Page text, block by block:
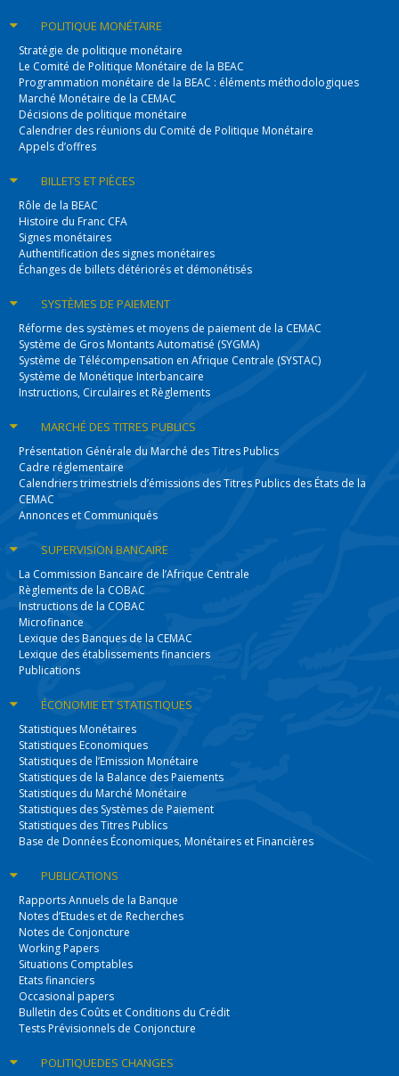
POLITIQUEMONÉTAIRE
Stratégie de politique monétaire
Le Comité de Politique Monétaire de la BEAC
Programmation monétaire de la BEAC : éléments méthodologiques
Marché Monétaire de la CEMAC
Décisions de politique monétaire
Calendrier des réunions du Comité de Politique Monétaire
Appels d’offres
BILLETSET PIÈCES
Rôle de la BEAC
Histoire du Franc CFA
Signes monétaires
Authentification des signes monétaires
Échanges de billets détériorés et démonétisés
SYSTÈMESDE PAIEMENT
Réforme des systèmes et moyens de paiement de la CEMAC
Système de Gros Montants Automatisé (SYGMA)
Système de Télécompensation en Afrique Centrale (SYSTAC)
Système de Monétique Interbancaire
Instructions, Circulaires et Règlements
MARCHÉ DESTITRES PUBLICS
Présentation Générale du Marché des Titres Publics
Cadre réglementaire
Calendriers trimestriels d’émissions des Titres Publics des États de la
CEMAC
Annonces et Communiqués
SUPERVISIONBANCAIRE
La Commission Bancaire de l’Afrique Centrale
Règlements de la COBAC
Instructions de la COBAC
Microfinance
Lexique des Banques de la CEMAC
Lexique des établissements financiers
Publications
ÉCONOMIEET STATISTIQUES
Statistiques Monétaires
Statistiques Economiques
Statistiques de l’Emission Monétaire
Statistiques de la Balance des Paiements
Statistiques du Marché Monétaire
Statistiques des Systèmes de Paiement
Statistiques des Titres Publics
Base de Données Économiques, Monétaires et Financières
PUBLICATIONS
Rapports Annuels de la Banque
Notes d’Etudes et de Recherches
Notes de Conjoncture
Working Papers
Situations Comptables
Etats financiers
Occasional papers
Bulletin des Coûts et Conditions du Crédit
Tests Prévisionnels de Conjoncture
POLITIQUEDES CHANGES